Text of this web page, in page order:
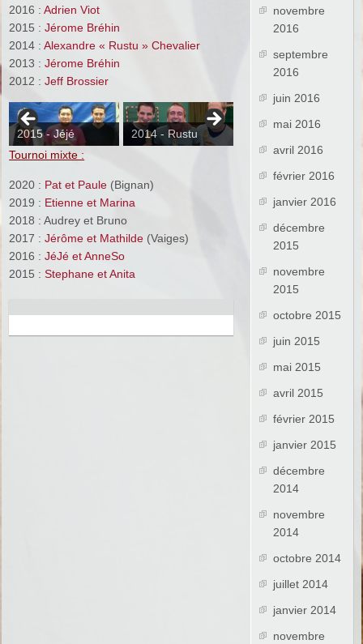
2016 :Adrien Viot
2015 :Jérome Bréhin
2014 :Alexandre « Rustu » Chevalier
2013 : Jérome Bréhin
2012 :Jeff Brossier
2015 - Jéjé 2014 - Rustu
Tournoi mixte :
2020 : Pat et Paule (Bignan)
2019 : Etienne et Marina
2018 : Audrey et Bruno
2017 :Jérôme et Mathilde (Vaiges)
2016 :JéJé et AnneSo
2015 :Stephane et Anita
novembre
2016
septembre
2016
juin 2016
mai 2016
avril 2016
février 2016
janvier 2016
décembre
2015
novembre
2015
octobre 2015
juin 2015
mai 2015
avril 2015
février 2015
janvier 2015
décembre
2014
novembre
2014
octobre 2014
juillet 2014
janvier 2014
novembre